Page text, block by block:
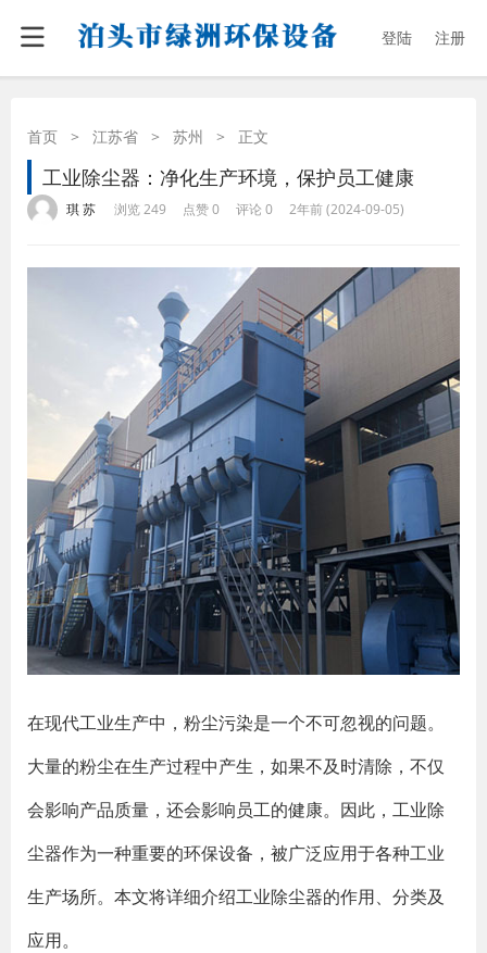
登陆 注册
首页 > 江苏省 > 苏州 > 正文
工业除尘器：净化生产环境，保护员工健康
琪 苏 浏览 249 点赞 0 评论 0 2年前 (2024-09-05)
在现代工业生产中，粉尘污染是一个不可忽视的问题。
大量的粉尘在生产过程中产生，如果不及时清除，不仅
会影响产品质量，还会影响员工的健康。因此，工业除
尘器作为一种重要的环保设备，被广泛应用于各种工业
生产场所。本文将详细介绍工业除尘器的作用、分类及
应用。